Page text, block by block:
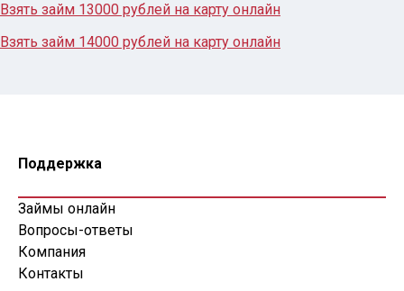
Взять займ 13000 рублей на карту онлайн
Взять займ 14000 рублей на карту онлайн
Поддержка
Займы онлайн
Вопросы-ответы
Компания
Контакты